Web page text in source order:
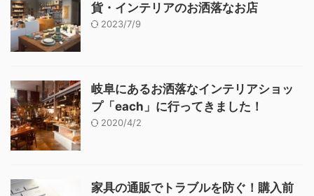
貨・インテリアのお洒落なお店
2023/7/9
岐阜にあるお洒落なインテリアショッ
プ「each」に行ってきました！
2020/4/2
家具の通販でトラブルを防ぐ！購入前